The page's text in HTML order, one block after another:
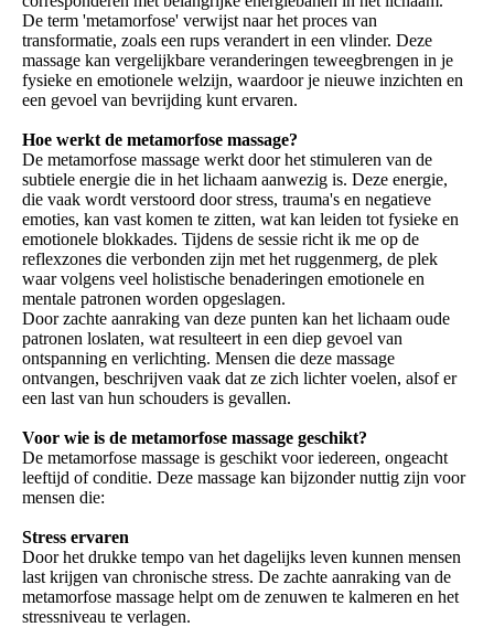
De term 'metamorfose' verwijst naar het proces van
transformatie, zoals een rups verandert in een vlinder. Deze
massage kan vergelijkbare veranderingen teweegbrengen in je
fysieke en emotionele welzijn, waardoor je nieuwe inzichten en
een gevoel van bevrijding kunt ervaren.
Hoe werkt de metamorfose massage?
De metamorfose massage werkt door het stimuleren van de
subtiele energie die in het lichaam aanwezig is. Deze energie,
die vaak wordt verstoord door stress, trauma's en negatieve
emoties, kan vast komen te zitten, wat kan leiden tot fysieke en
emotionele blokkades. Tijdens de sessie richt ik me op de
reflexzones die verbonden zijn met het ruggenmerg, de plek
waar volgens veel holistische benaderingen emotionele en
mentale patronen worden opgeslagen.
Door zachte aanraking van deze punten kan het lichaam oude
patronen loslaten, wat resulteert in een diep gevoel van
ontspanning en verlichting. Mensen die deze massage
ontvangen, beschrijven vaak dat ze zich lichter voelen, alsof er
een last van hun schouders is gevallen.
Voor wie is de metamorfose massage geschikt?
De metamorfose massage is geschikt voor iedereen, ongeacht
leeftijd of conditie. Deze massage kan bijzonder nuttig zijn voor
mensen die:
Stress ervaren
Door het drukke tempo van het dagelijks leven kunnen mensen
last krijgen van chronische stress. De zachte aanraking van de
metamorfose massage helpt om de zenuwen te kalmeren en het
stressniveau te verlagen.